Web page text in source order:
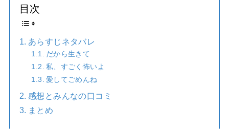
目次
あらすじネタバレ
だから生きて
私、すごく怖いよ
愛してごめんね
感想とみんなの口コミ
まとめ